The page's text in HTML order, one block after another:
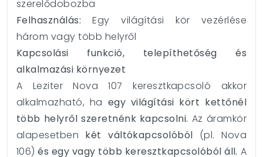
szerelődobozba
Felhasználás: Egy világítási kör vezérlése
három vagy több helyről
Kapcsolási funkció, telepíthetőség és
alkalmazási környezet
A Leziter Nova 107 keresztkapcsoló akkor
alkalmazható, ha egy világítási kört kettőnél
több helyről szeretnénk kapcsolni. Az áramkör
alapesetben két váltókapcsolóból (pl. Nova
106)és egy vagy több keresztkapcsolóból áll. A